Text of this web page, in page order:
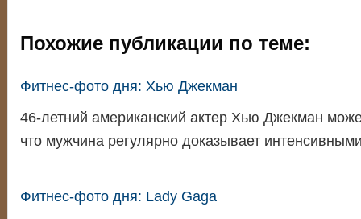
Похожие публикации по теме:
Фитнес-фото дня: Хью Джекман
46-летний американский актер Хью Джекман
что мужчина регулярно доказывает
Фитнес-фото дня: Lady Gaga